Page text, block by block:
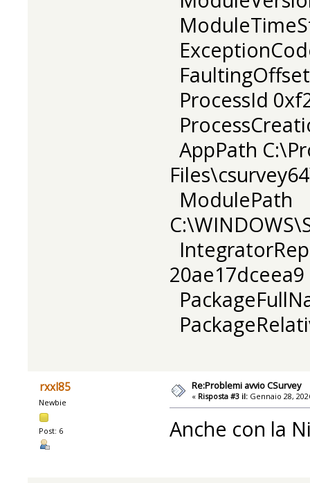
ProcessId
AppPath
ModulePath
20ae17dceea9
rxxl85
Newbie
Post: 6
Re:Problemi avvio CSurvey
« Risposta #3 il: Gennaio 28,
Anche con la